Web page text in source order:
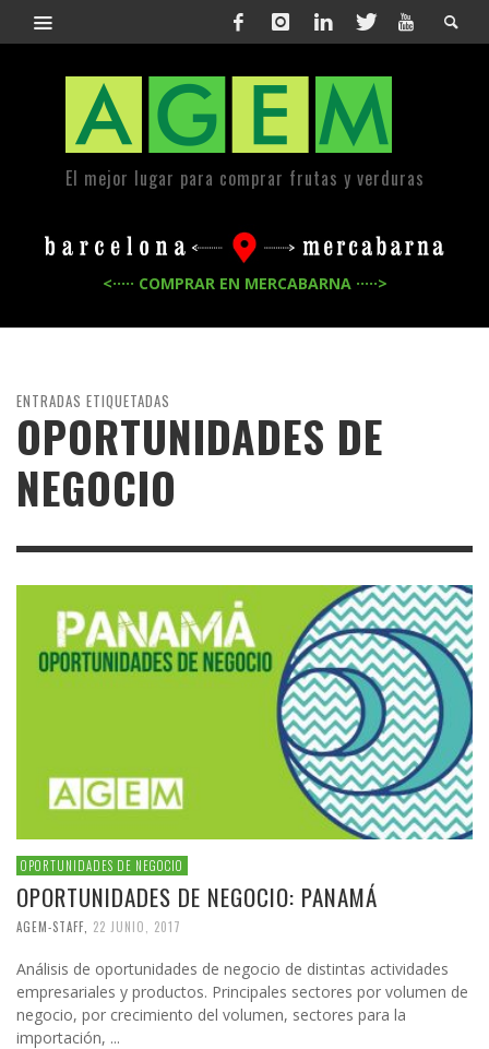
El mejor lugar para comprar frutas y verduras
<····· COMPRAR EN MERCABARNA ·····>
ENTRADAS ETIQUETADAS
OPORTUNIDADES DE
NEGOCIO
OPORTUNIDADES DE NEGOCIO
OPORTUNIDADES DE NEGOCIO: PANAMÁ
AGEM-STAFF 22 JUNIO, 2017
Análisis de oportunidades de negocio de distintas actividades
empresariales y productos. Principales sectores por volumen de
negocio, por crecimiento del volumen, sectores para la
importación, ...